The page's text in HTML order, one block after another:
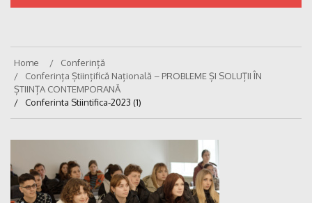
Home
Conferință
Conferința Științifică Națională – PROBLEME ȘI SOLUȚII ÎN
ȘTIINȚA CONTEMPORANĂ
Conferinta Stiintifica-2023 (1)